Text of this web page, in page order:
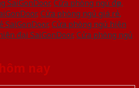
SaiGonDoor, Cửa phòng ngủ đẹp,
, Cửa phòng ngủ giá rẻ,
SaiGonDoor, Cửa phòng ngủ hiện
đại SaiGonDoor, Cửa phòng ngủ
nay